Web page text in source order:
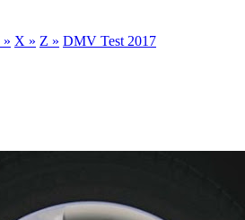
» X » Z » DMV Test 2017